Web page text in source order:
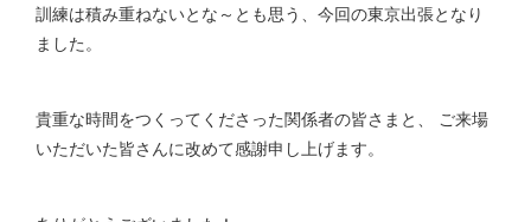
訓練は積み重ねないとな～とも思う、今回の東京出張となり
ました。
貴重な時間をつくってくださった関係者の皆さまと、 ご来場
いただいた皆さんに改めて感謝申し上げます。